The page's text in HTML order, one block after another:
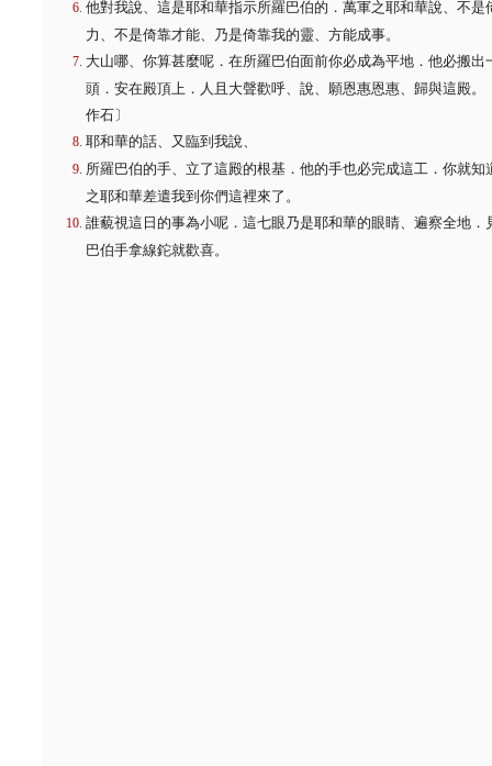
他對我說、這是耶和華指示所羅巴伯的．萬軍之耶和華說、不是
力、不是倚靠才能、乃是倚靠我的靈、方能成事。
大山哪、你算甚麼呢．在所羅巴伯面前你必成為平地．他必搬出
頭．安在殿頂上．人且大聲歡呼、說、願恩惠恩惠、歸與這殿。
作石〕
耶和華的話、又臨到我說、
所羅巴伯的手、立了這殿的根基．他的手也必完成這工．你就知
之耶和華差遣我到你們這裡來了。
誰藐視這日的事為小呢．這七眼乃是耶和華的眼睛、遍察全地．
巴伯手拿線鉈就歡喜。